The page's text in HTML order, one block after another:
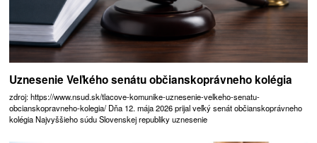
Uznesenie Veľkého senátu občianskoprávneho kolégia
zdroj: https://www.nsud.sk/tlacove-komunike-uznesenie-velkeho-senatu-
obcianskopravneho-kolegia/ Dňa 12. mája 2026 prijal veľký senát občianskoprávneho
kolégia Najvyššieho súdu Slovenskej republiky uznesenie